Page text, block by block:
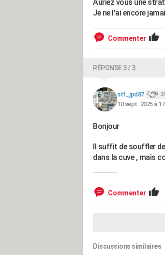
Auriez vous une
Je ne l'ai encore
Commenter
RÉPONSE 3 / 3
stf_jpd87
10 sept. 2025 à
Bonjour
Il suffit de souffler
dans la cuve , mais
Commenter
Discussions similaires